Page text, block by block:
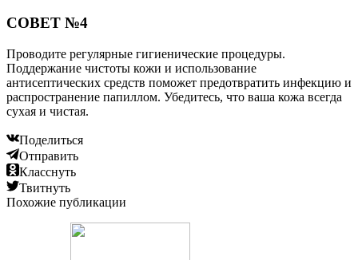
СОВЕТ №4
Проводите регулярные гигиенические процедуры.
Поддержание чистоты кожи и использование
антисептических средств поможет предотвратить инфекцию и
распространение папиллом. Убедитесь, что ваша кожа всегда
сухая и чистая.
Поделиться
Отправить
Класснуть
Твитнуть
Похожие публикации